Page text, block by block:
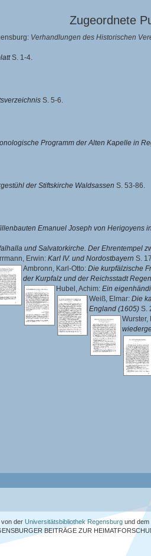
Zugeordnete
Verhandlungen des Historischen
S. 1-4.
S. 5-6.
Programm der Alten Kapelle in
der Stiftskirche Waldsassen S. 53-86.
Emanuel Joseph von Herigoyens
und Salvatorkirche. Der Ehrentempel
Erwin: Karl IV. und Nordostbayern S.
Ambronn, Karl-Otto: Die kurpfälzische
der Kurpfalz und der Reichsstadt
Hubel, Achim: Ein
Weiß, Elmar: Die
England (1605) S.
Wurster,
von der Universitätsbibliothek Regensburg und dem
BEITRÄGE ZUR